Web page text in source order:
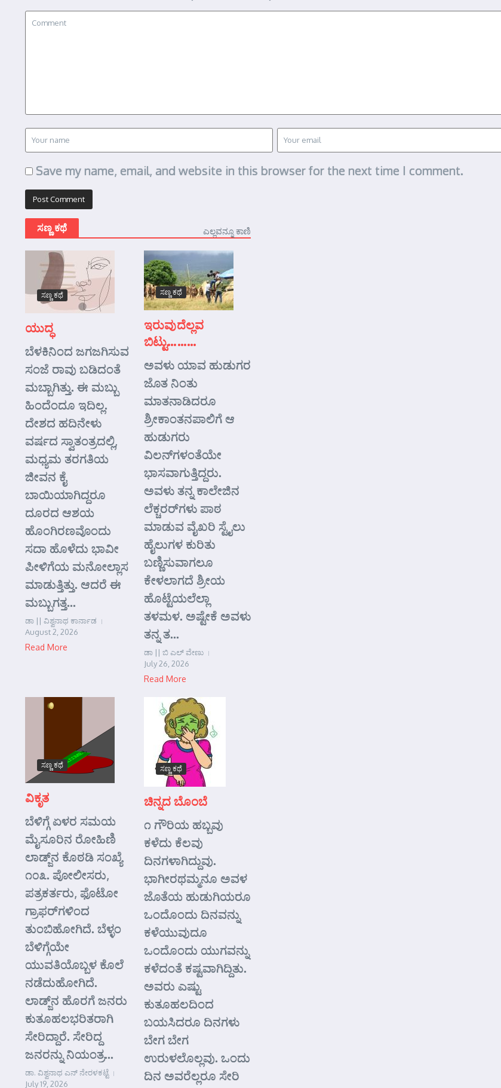
Save my name, email, and website in this browser for the next time I comment.
ಸಣ್ಣ ಕಥೆ ಎಲ್ಲವನ್ನೂ ಕಾಣಿ
ಸಣ್ಣ ಕಥೆ
ಯುದ್ಧ
ಬೆಳಕಿನಿಂದ ಜಗಜಗಿಸುವ
ಸಂಜೆ ರಾವು ಬಡಿದಂತೆ
ಮಬ್ಬಾಗಿತ್ತು. ಈ ಮಬ್ಬು
ಹಿಂದೆಂದೂ ಇದಿಲ್ಲ.
ದೇಶದ ಹದಿನೇಳು
ವರ್ಷದ ಸ್ವಾತಂತ್ರದಲ್ಲಿ,
ಮಧ್ಯಮ ತರಗತಿಯ
ಜೀವನ ಕೈ
ಬಾಯಿಯಾಗಿದ್ದರೂ
ದೂರದ ಆಶಯ
ಹೊಂಗಿರಣವೊಂದು
ಸದಾ ಹೊಳೆದು ಭಾವೀ
ಪೀಳಿಗೆಯ ಮನೋಲ್ಲಾಸ
ಮಾಡುತ್ತಿತ್ತು. ಆದರೆ ಈ
ಮಬ್ಬುಗತ್ತ...
ಡಾ || ವಿಶ್ವನಾಥ ಕಾರ್ನಾಡ
August 2, 2026
Read More
ಸಣ್ಣ ಕಥೆ
ಇರುವುದೆಲ್ಲವ
ಬಿಟ್ಟು………
ಅವಳು ಯಾವ ಹುಡುಗರ
ಜೊತ ನಿಂತು
ಮಾತನಾಡಿದರೂ
ಶ್ರೀಕಾಂತನಪಾಲಿಗೆ ಆ
ಹುಡುಗರು
ವಿಲನ್‌ಗಳಂತೆಯೇ
ಭಾಸವಾಗುತ್ತಿದ್ದರು.
ಅವಳು ತನ್ನ ಕಾಲೇಜಿನ
ಲೆಕ್ಚರರ್‌ಗಳು ಪಾಠ
ಮಾಡುವ ವೈಖರಿ ಸ್ಟೈಲು
ಹೈಲುಗಳ ಕುರಿತು
ಬಣ್ಣಿಸುವಾಗಲೂ
ಕೇಳಲಾಗದೆ ಶ್ರೀಯ
ಹೊಟ್ಟೆಯಲೆಲ್ಲಾ
ತಳಮಳ. ಅಷ್ಟೇಕೆ ಅವಳು
ತನ್ನ ತ...
ಡಾ || ಬಿ ಎಲ್ ವೇಣು
July 26, 2026
Read More
ಸಣ್ಣ ಕಥೆ
ವಿಕೃತ
ಬೆಳಿಗ್ಗೆ ಏಳರ ಸಮಯ
ಮೈಸೂರಿನ ರೋಹಿಣಿ
ಲಾಡ್ಜ್‌ನ ಕೊಠಡಿ ಸಂಖ್ಯೆ
೧೦೩. ಪೋಲೀಸರು,
ಪತ್ರಕರ್ತರು, ಫೊಟೋ
ಗ್ರಾಫರ್‌ಗಳಿಂದ
ತುಂಬಿಹೋಗಿದೆ. ಬೆಳ್ಳಂ
ಬೆಳಿಗ್ಗೆಯೇ
ಯುವತಿಯೊಬ್ಬಳ ಕೊಲೆ
ನಡೆದುಹೋಗಿದೆ.
ಲಾಡ್ಜ್‌ನ ಹೊರಗೆ ಜನರು
ಕುತೂಹಲಭರಿತರಾಗಿ
ಸೇರಿದ್ದಾರೆ. ಸೇರಿದ್ದ
ಜನರನ್ನು ನಿಯಂತ್ರ...
ಡಾ. ವಿಶ್ವನಾಥ ಎನ್ ನೇರಳಕಟ್ಟೆ
July 19, 2026
ಸಣ್ಣ ಕಥೆ
ಚಿನ್ನದ ಬೊಂಬೆ
೧ ಗೌರಿಯ ಹಬ್ಬವು
ಕಳೆದು ಕೆಲವು
ದಿನಗಳಾಗಿದ್ದುವು.
ಭಾಗೀರಥಮ್ಮನೂ ಅವಳ
ಜೊತೆಯ ಹುಡುಗಿಯರೂ
ಒಂದೊಂದು ದಿನವನ್ನು
ಕಳೆಯುವುದೂ
ಒಂದೊಂದು ಯುಗವನ್ನು
ಕಳೆದಂತೆ ಕಷ್ಟವಾಗಿದ್ದಿತು.
ಅವರು ಎಷ್ಟು
ಕುತೂಹಲದಿಂದ
ಬಯಸಿದರೂ ದಿನಗಳು
ಬೇಗ ಬೇಗ
ಉರುಳಲೊಲ್ಲವು. ಒಂದು
ದಿನ ಅವರೆಲ್ಲರೂ ಸೇರಿ